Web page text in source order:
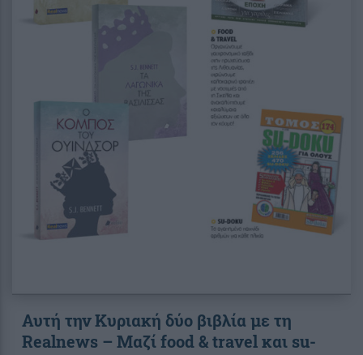
Αυτή την Κυριακή δύο βιβλία με τη
Realnews – Μαζί food & travel και su-